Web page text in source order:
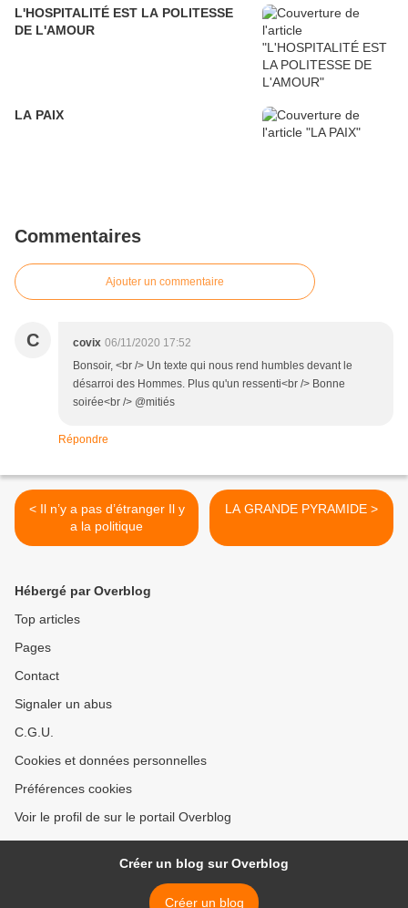
L'HOSPITALITÉ EST LA POLITESSE
DE L'AMOUR
LA PAIX
Commentaires
Ajouter un commentaire
C covix 06/11/2020 17:52
Bonsoir, <br /> Un texte qui nous rend humbles devant le
désarroi des Hommes. Plus qu'un ressenti<br /> Bonne
soirée<br /> @mitiés
Répondre
< Il n’y a pas d’étranger Il y
a la politique
LA GRANDE PYRAMIDE >
Hébergé par Overblog
Top articles
Pages
Contact
Signaler un abus
C.G.U.
Cookies et données personnelles
Préférences cookies
Voir le profil de sur le portail Overblog
Créer un blog sur Overblog
Créer un blog